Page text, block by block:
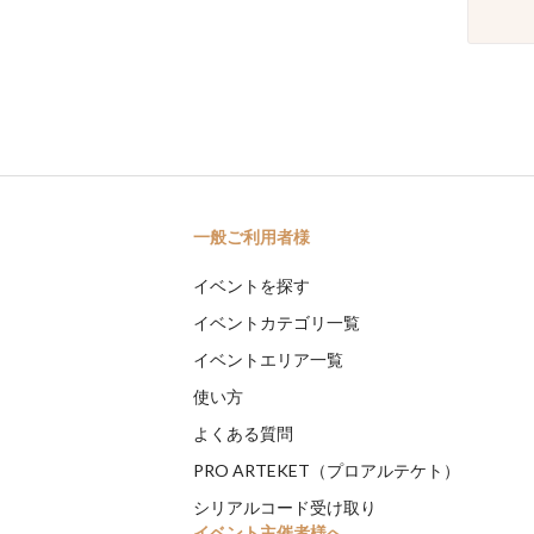
一般ご利用者様
イベントを探す
イベントカテゴリ一覧
イベントエリア一覧
使い方
よくある質問
PRO ARTEKET（プロアルテケト）
シリアルコード受け取り